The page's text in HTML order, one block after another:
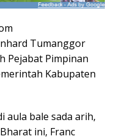
Tumanggor
Pejabat Pimpinan
Kabupaten
aula bale sada arih,
ini, Franc